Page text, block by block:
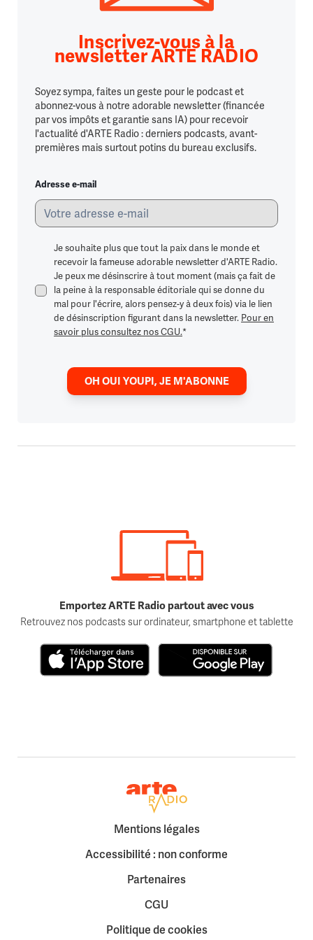
Inscrivez-vous à la
newsletter ARTE RADIO
Soyez sympa, faites un geste pour le podcast et
abonnez-vous à notre adorable newsletter (financée
par vos impôts et garantie sans IA) pour recevoir
l'actualité d'ARTE Radio : derniers podcasts, avant-
premières mais surtout potins du bureau exclusifs.
Adresse e-mail
Je souhaite plus que tout la paix dans le monde et
recevoir la fameuse adorable newsletter d'ARTE Radio.
Je peux me désinscrire à tout moment (mais ça fait de
la peine à la responsable éditoriale qui se donne du
mal pour l'écrire, alors pensez-y à deux fois) via le lien
de désinscription figurant dans la newsletter. Pour en
savoir plus consultez nos CGU.*
OH OUI YOUPI, JE M'ABONNE
Emportez ARTE Radio partout avec vous
Retrouvez nos podcasts sur ordinateur, smartphone et tablette
Retour à la page d'accueil
Mentions légales
Accessibilité : non conforme
Partenaires
CGU
Politique de cookies